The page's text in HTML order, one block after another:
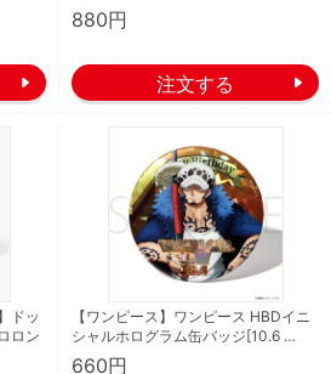
880円
ドッ
ロン
【ワンピース】ワンピース HBDイニ
シャルホログラム缶バッジ[10.6 …
660円